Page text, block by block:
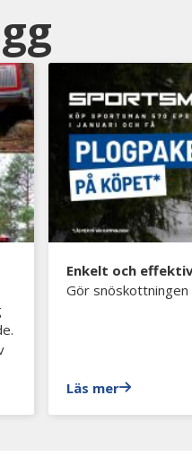
Enkelt och
Gör
Läs mer